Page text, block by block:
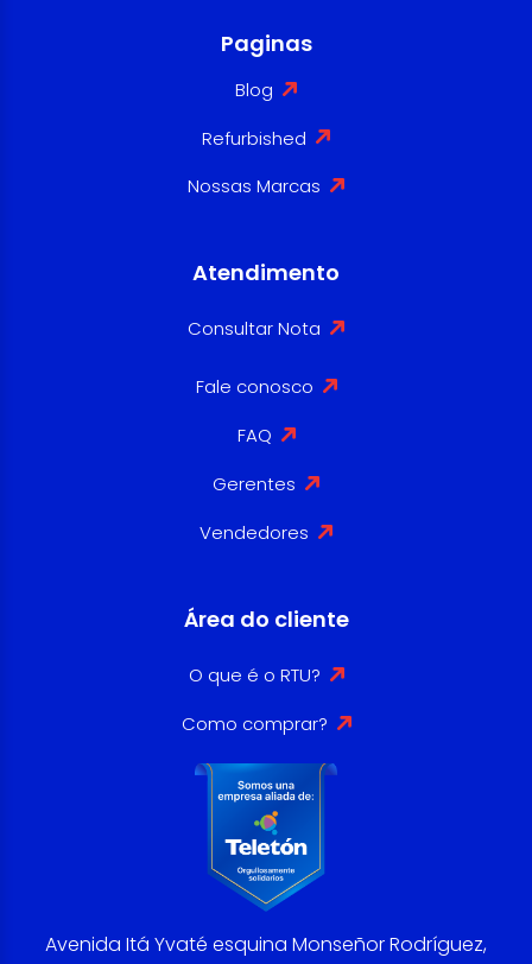
Paginas
Blog
Refurbished
Nossas Marcas
Atendimento
Consultar Nota
Fale conosco
FAQ
Gerentes
Vendedores
Área do cliente
O que é o RTU?
Como comprar?
Avenida Itá Yvaté esquina Monseñor Rodríguez,